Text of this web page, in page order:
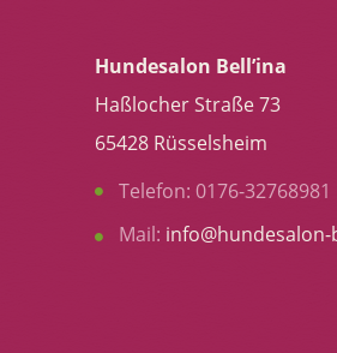
Hundesalon Bell’ina
Haßlocher Straße 73
65428 Rüsselsheim
Telefon: 0176-32768981
Mail: